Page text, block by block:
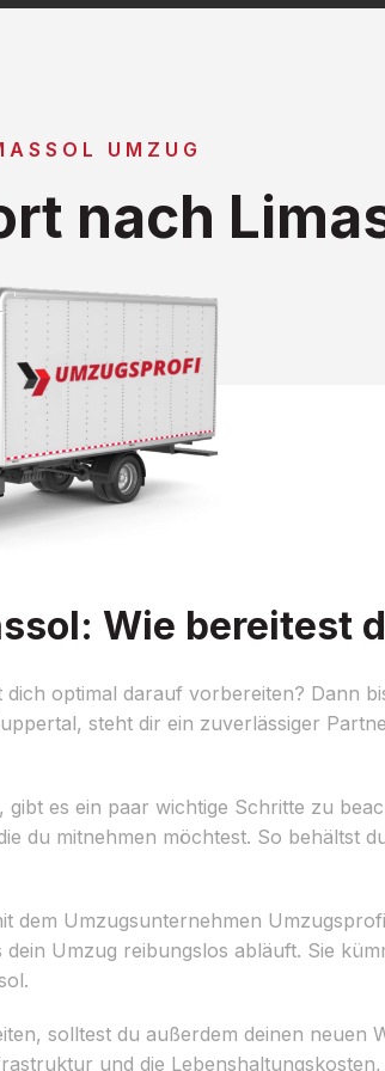
UMZUG
nach
Wie bereitest
optimal darauf vorbereiten? Dann
steht dir ein zuverlässiger
es ein paar wichtige Schritte zu
du mitnehmen möchtest. So behältst
dem Umzugsunternehmen
Umzug reibungslos abläuft. Sie
solltest du außerdem deinen neuen
und die